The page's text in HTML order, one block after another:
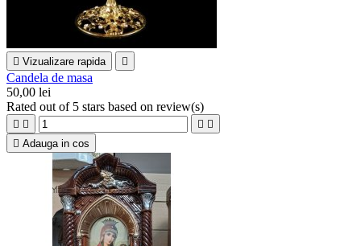
 Vizualizare rapida 
Candela de masa
50,00 lei
Rated out of 5 stars based on review(s)
   
 Adauga in cos